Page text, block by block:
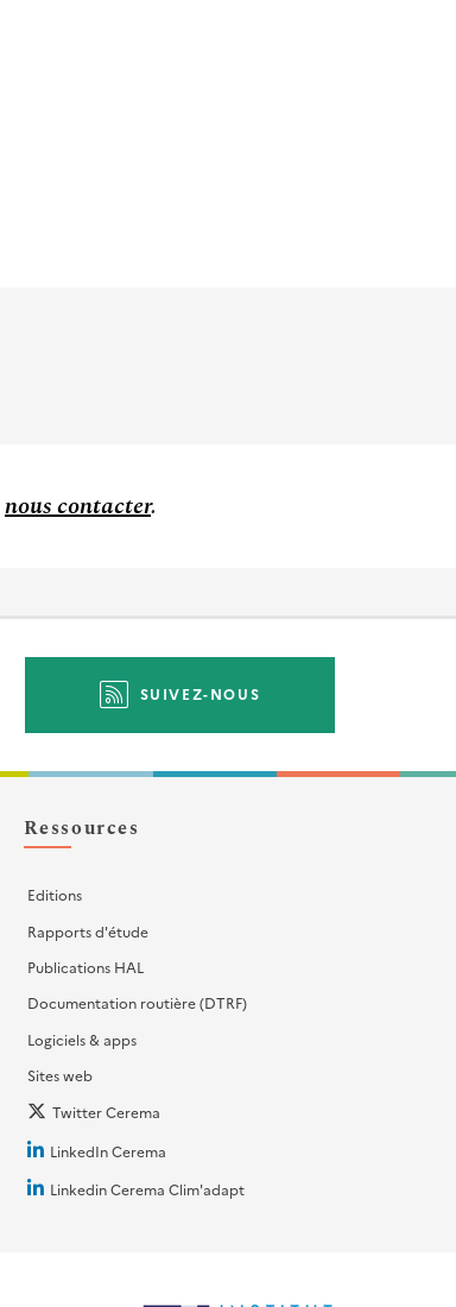
nous contacter.
SUIVEZ-NOUS
Ressources
Editions
Rapports d'étude
Publications HAL
Documentation routière (DTRF)
Logiciels & apps
Sites web
Twitter Cerema
LinkedIn Cerema
Linkedin Cerema Clim'adapt